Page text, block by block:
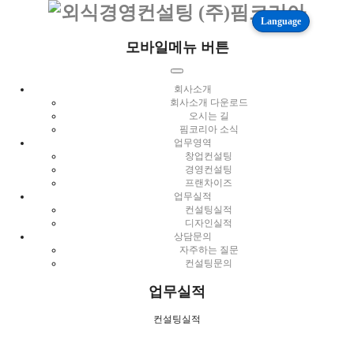
Language
모바일메뉴 버튼
회사소개
회사소개 다운로드
오시는 길
핌코리아 소식
업무영역
창업컨설팅
경영컨설팅
프랜차이즈
업무실적
컨설팅실적
디자인실적
상담문의
자주하는 질문
컨설팅문의
업무실적
컨설팅실적